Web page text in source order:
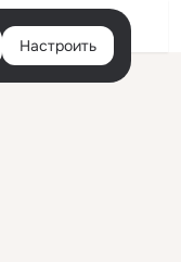
Настроить